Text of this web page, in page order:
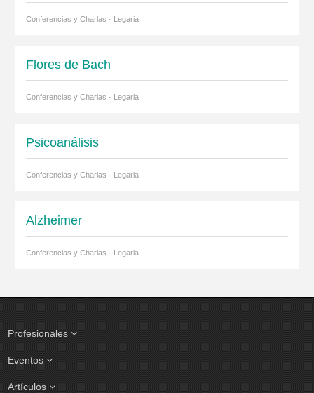
Conferencias y Charlas · Legaria
Flores de Bach
Conferencias y Charlas · Legaria
Psicoanálisis
Conferencias y Charlas · Legaria
Alzheimer
Conferencias y Charlas · Legaria
Profesionales
Eventos
Artículos